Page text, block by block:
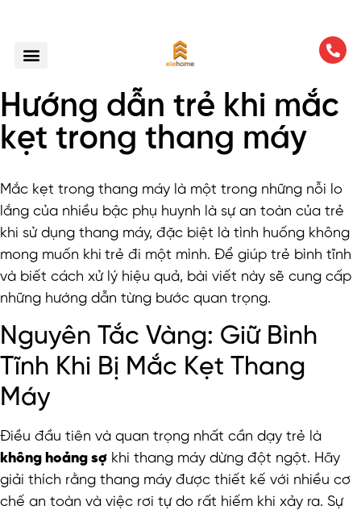
Hướng dẫn trẻ khi mắc
kẹt trong thang máy
Mắc kẹt trong thang máy là một trong những nỗi lo
lắng của nhiều bậc phụ huynh là sự an toàn của trẻ
khi sử dụng thang máy, đặc biệt là tình huống không
mong muốn khi trẻ đi một mình. Để giúp trẻ bình tĩnh
và biết cách xử lý hiệu quả, bài viết này sẽ cung cấp
những hướng dẫn từng bước quan trọng.
Nguyên Tắc Vàng: Giữ Bình
Tĩnh Khi Bị Mắc Kẹt Thang
Máy
Điều đầu tiên và quan trọng nhất cần dạy trẻ là
không hoảng sợ khi thang máy dừng đột ngột. Hãy
giải thích rằng thang máy được thiết kế với nhiều cơ
chế an toàn và việc rơi tự do rất hiếm khi xảy ra. Sự